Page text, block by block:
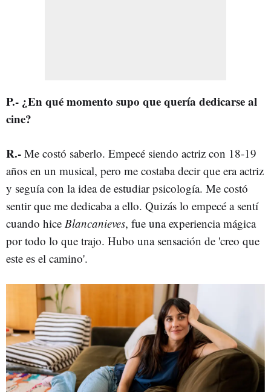
P.- ¿En qué momento supo que quería dedicarse al
cine?
R.- Me costó saberlo. Empecé siendo actriz con 18-19
años en un musical, pero me costaba decir que era actriz
y seguía con la idea de estudiar psicología. Me costó
sentir que me dedicaba a ello. Quizás lo empecé a sentí
cuando hice Blancanieves, fue una experiencia mágica
por todo lo que trajo. Hubo una sensación de 'creo que
este es el camino'.